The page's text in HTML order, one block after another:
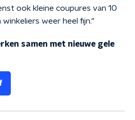
ook kleine coupures van 10
weer heel fijn."
samen met nieuwe gele